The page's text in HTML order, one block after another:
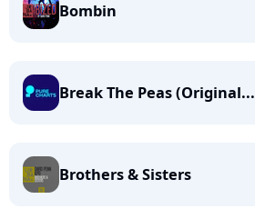
Bombin
Break The Peas (Original...
Brothers & Sisters